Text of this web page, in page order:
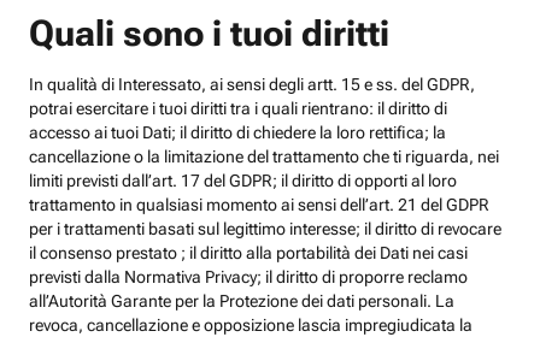
Quali sono i tuoi diritti
In qualità di Interessato, ai sensi degli artt. 15 e ss. del GDPR,
potrai esercitare i tuoi diritti tra i quali rientrano: il diritto di
accesso ai tuoi Dati; il diritto di chiedere la loro rettifica; la
cancellazione o la limitazione del trattamento che ti riguarda, nei
limiti previsti dall’art. 17 del GDPR; il diritto di opporti al loro
trattamento in qualsiasi momento ai sensi dell’art. 21 del GDPR
per i trattamenti basati sul legittimo interesse; il diritto di revocare
il consenso prestato ; il diritto alla portabilità dei Dati nei casi
previsti dalla Normativa Privacy; il diritto di proporre reclamo
all’Autorità Garante per la Protezione dei dati personali. La
revoca, cancellazione e opposizione lascia impregiudicata la